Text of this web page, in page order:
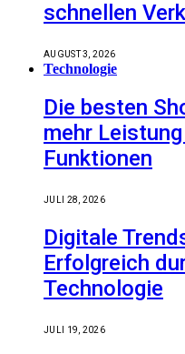
schnellen
AUGUST 3, 2026
Technologie
Die besten
mehr
Funktionen
JULI 28, 2026
Digitale
Erfolgreich
Technologie
JULI 19, 2026